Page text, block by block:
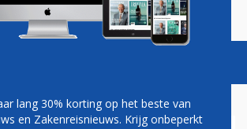
Podcasts Vacatures
lang 30% korting op het beste van
en Zakenreisnieuws. Krijg onbeperkt